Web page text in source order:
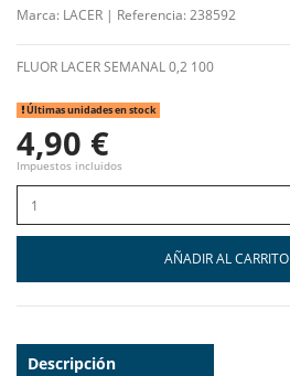
Marca: LACER | Referencia:238592
FLUOR LACER SEMANAL 0,2 100
Últimas unidades en stock
4,90 €
Impuestos incluidos
AÑADIR AL CARRITO
Descripción